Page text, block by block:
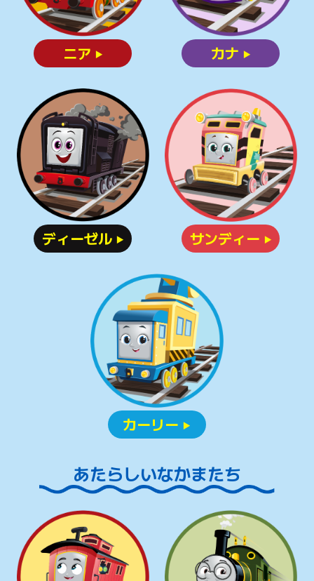
ニア ▶ カナ ▶
ディーゼル ▶ サンディー ▶
カーリー ▶
あたらしいなかまたち